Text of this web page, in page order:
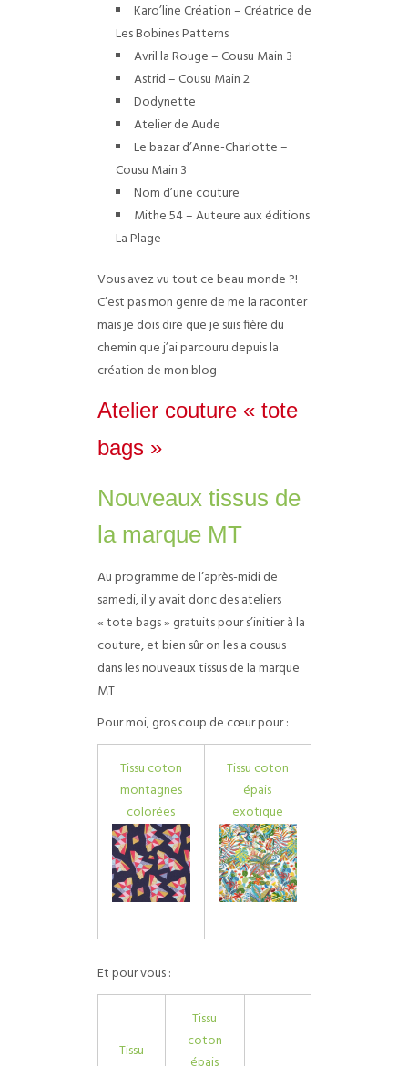
Karo’line Création – Créatrice de
Les Bobines Patterns
Avril la Rouge – Cousu Main 3
Astrid – Cousu Main 2
Dodynette
Atelier de Aude
Le bazar d’Anne-Charlotte –
Cousu Main 3
Nom d’une couture
Mithe 54 – Auteure aux éditions
La Plage
Vous avez vu tout ce beau monde ?!
C’est pas mon genre de me la raconter
mais je dois dire que je suis fière du
chemin que j’ai parcouru depuis la
création de mon blog
Atelier couture « tote
bags »
Nouveaux tissus de
la marque MT
Au programme de l’après-midi de
samedi, il y avait donc des ateliers
« tote bags » gratuits pour s’initier à la
couture, et bien sûr on les a cousus
dans les nouveaux tissus de la marque
MT
Pour moi, gros coup de cœur pour :
Tissu coton
montagnes
colorées
Tissu coton
épais
exotique
Et pour vous :
Tissu
Tissu
coton